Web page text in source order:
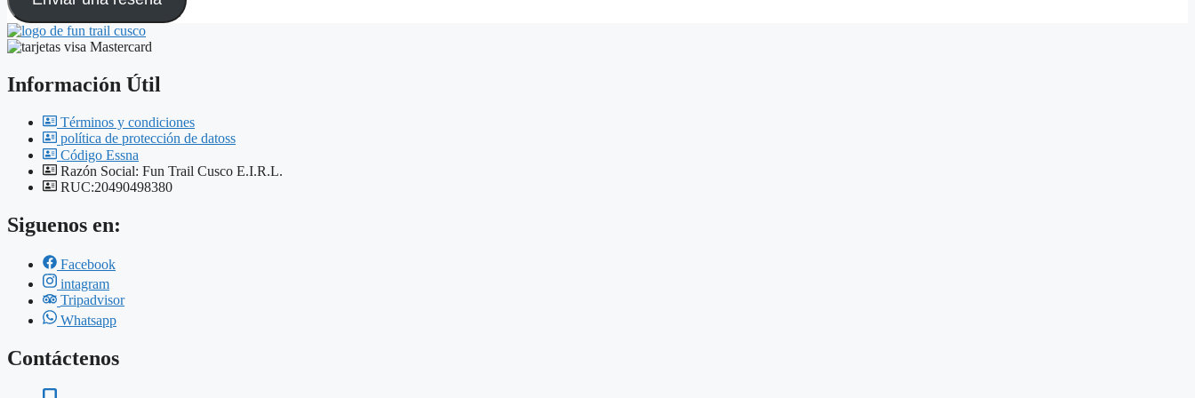
Información Útil
Términos y condiciones
política de protección de datoss
Código Essna
Razón Social: Fun Trail Cusco E.I.R.L.
RUC:20490498380
Siguenos en:
Facebook
intagram
Tripadvisor
Whatsapp
Contáctenos